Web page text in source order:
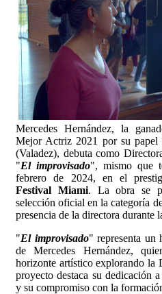
Mercedes Hernández, la
Mejor Actriz 2021 por su papel
(Valadez), debuta como
"El improvisado", mismo que
febrero de 2024, en el
Festival Miami. La obra se
selección oficial en la categoría
presencia de la directora durante
"El improvisado" representa un
de Mercedes Hernández,
horizonte artístico explorando la
proyecto destaca su dedicación
y su compromiso con la